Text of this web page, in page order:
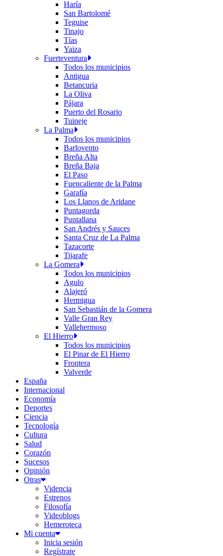
Haría
San Bartolomé
Teguise
Tinajo
Tías
Yaiza
Fuerteventura
Todos los municipios
Antigua
Betancuria
La Oliva
Pájara
Puerto del Rosario
Tuineje
La Palma
Todos los municipios
Barlovento
Breña Alta
Breña Baja
El Paso
Fuencaliente de la Palma
Garafía
Los Llanos de Aridane
Puntagorda
Puntallana
San Andrés y Sauces
Santa Cruz de La Palma
Tazacorte
Tijarafe
La Gomera
Todos los municipios
Agulo
Alajeró
Hermigua
San Sebastián de la Gomera
Valle Gran Rey
Vallehermoso
El Hierro
Todos los municipios
El Pinar de El Hierro
Frontera
Valverde
España
Internacional
Economía
Deportes
Ciencia
Tecnología
Cultura
Salud
Corazón
Sucesos
Opinión
Otras
Videncia
Estrenos
Filosofía
Videoblogs
Hemeroteca
Mi cuenta
Inicia sesión
Regístrate